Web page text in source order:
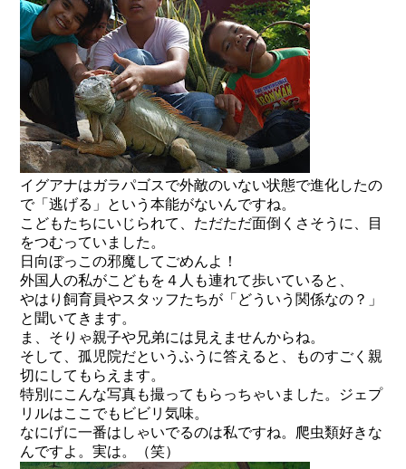
イグアナはガラパゴスで外敵のいない状態で進化したの
で「逃げる」という本能がないんですね。
こどもたちにいじられて、ただただ面倒くさそうに、目
をつむっていました。
日向ぼっこの邪魔してごめんよ！
外国人の私がこどもを４人も連れて歩いていると、
やはり飼育員やスタッフたちが「どういう関係なの？」
と聞いてきます。
ま、そりゃ親子や兄弟には見えませんからね。
そして、孤児院だというふうに答えると、ものすごく親
切にしてもらえます。
特別にこんな写真も撮ってもらっちゃいました。ジェプ
リルはここでもビビリ気味。
なにげに一番はしゃいでるのは私ですね。爬虫類好きな
んですよ。実は。（笑）